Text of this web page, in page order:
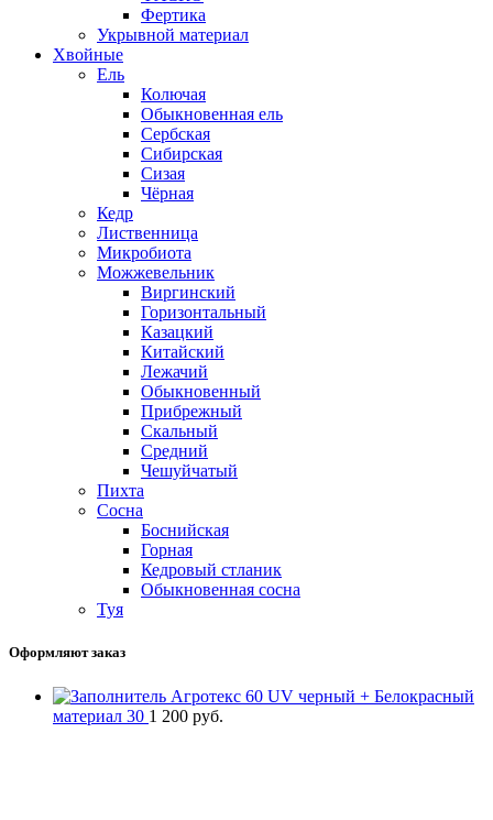
Фертика
Укрывной материал
Хвойные
Ель
Колючая
Обыкновенная ель
Сербская
Сибирская
Сизая
Чёрная
Кедр
Лиственница
Микробиота
Можжевельник
Виргинский
Горизонтальный
Казацкий
Китайский
Лежачий
Обыкновенный
Прибрежный
Скальный
Средний
Чешуйчатый
Пихта
Сосна
Боснийская
Горная
Кедровый стланик
Обыкновенная сосна
Туя
Оформляют заказ
Агротекс 60 UV черный + Белокрасный
материал 30 1 200 руб.